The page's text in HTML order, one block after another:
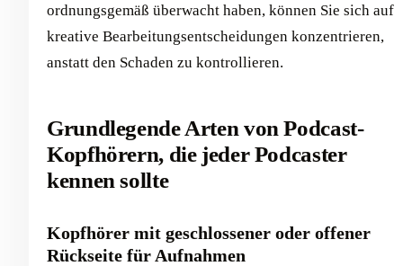
ordnungsgemäß überwacht haben, können Sie sich auf
kreative Bearbeitungsentscheidungen konzentrieren,
anstatt den Schaden zu kontrollieren.
Grundlegende Arten von Podcast-
Kopfhörern, die jeder Podcaster
kennen sollte
Kopfhörer mit geschlossener oder offener
Rückseite für Aufnahmen